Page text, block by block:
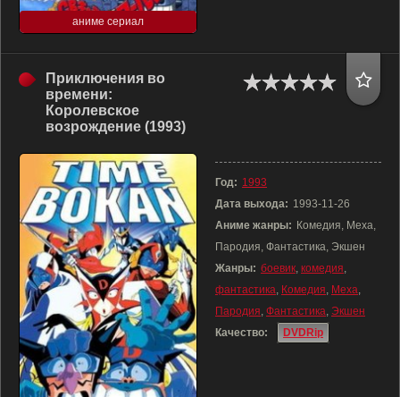
аниме сериал
Приключения во
времени:
Королевское
возрождение (1993)
Год: 1993
Дата выхода: 1993-11-26
Аниме жанры: Комедия, Меха,
Пародия, Фантастика, Экшен
Жанры: боевик, комедия,
фантастика, Комедия, Меха,
Пародия, Фантастика, Экшен
Качество:
DVDRip